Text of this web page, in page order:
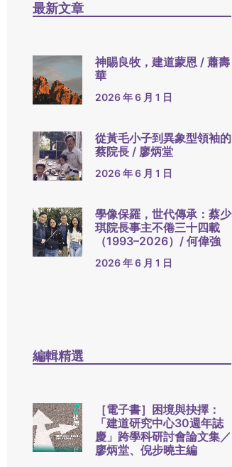
最新文章
神賜良牧，建道蒙恩 / 蕭壽
華
2026 年 6 月 1 日
從黃毛小子到異象型領袖的
蔡院長 / 廖炳堂
2026 年 6 月 1 日
學像保羅，世代傳承：蔡少
琪院長事主不倦三十四載
（1993–2026）/ 何偉強
2026 年 6 月 1 日
編輯精選
［電子書］困境與抉擇：
「建道研究中心30週年誌
慶」跨學科研討會論文集／
廖炳堂、倪步曉主編